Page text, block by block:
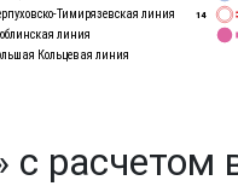
Тимирязевская линия
линия
Кольцевая линия
14
расчетом